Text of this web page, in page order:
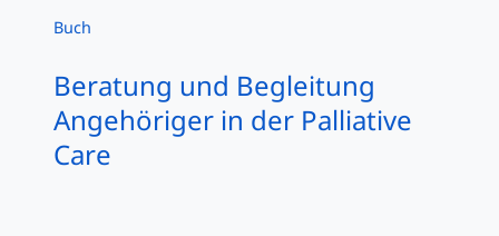
Buch
Beratung und Begleitung
Angehöriger in der Palliative
Care